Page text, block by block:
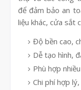
để đảm bảo an
liệu khác, cửa sắt
Độ bền cao,
Dễ tạo hình,
Phù hợp
Chi phí hợp